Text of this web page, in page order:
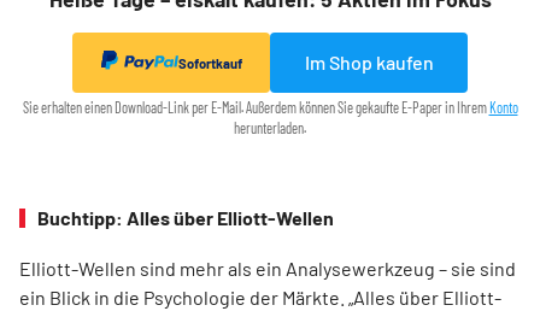
Sofortkauf Im Shop kaufen
Sie erhalten einen Download-Link per E-Mail. Außerdem können Sie gekaufte E-Paper in Ihrem Konto
herunterladen.
Buchtipp: Alles über Elliott-Wellen
Elliott-Wellen sind mehr als ein Analysewerkzeug – sie sind
ein Blick in die Psychologie der Märkte. „Alles über Elliott-